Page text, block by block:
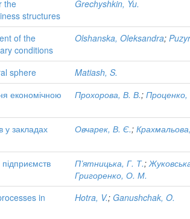
the
structures
Grechyshkin, Yu.
of the
conditions
Olshanska, Oleksandra;
sphere
Matiash, S.
економічною
Прохорова, В. В.;
у закладах
Овчарек, В. Є.;
П’ятницька, Г. Т.;
Григоренко, О. М.
in
Hotra, V.; Ganushchak, O.